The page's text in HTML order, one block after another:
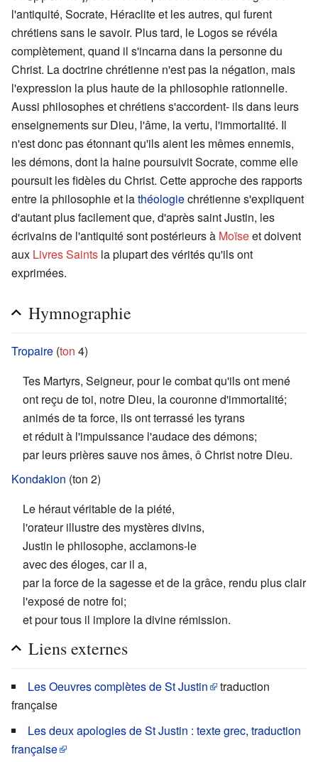
l'antiquité, Socrate, Héraclite et les autres, qui furent
chrétiens sans le savoir. Plus tard, le Logos se révéla
complètement, quand il s'incarna dans la personne du
Christ. La doctrine chrétienne n'est pas la négation, mais
l'expression la plus haute de la philosophie rationnelle.
Aussi philosophes et chrétiens s'accordent- ils dans leurs
enseignements sur Dieu, l'âme, la vertu, l'immortalité. Il
n'est donc pas étonnant qu'ils aient les mêmes ennemis,
les démons, dont la haine poursuivit Socrate, comme elle
poursuit les fidèles du Christ. Cette approche des rapports
entre la philosophie et lathéologiechrétienne s'expliquent
d'autant plus facilement que, d'après saint Justin, les
écrivains de l'antiquité sont postérieurs à Moïseet doivent
aux Livres Saints la plupart des vérités qu'ils ont
exprimées.
Hymnographie
Tropaire (ton 4)
Tes Martyrs, Seigneur, pour le combat qu'ils ont mené
ont reçu de toi, notre Dieu, la couronne d'immortalité;
animés de ta force, ils ont terrassé les tyrans
et réduit à l'impuissance l'audace des démons;
par leurs prières sauve nos âmes, ô Christ notre Dieu.
Kondakion (ton 2)
Le héraut véritable de la piété,
l'orateur illustre des mystères divins,
Justin le philosophe, acclamons-le
avec des éloges, car il a,
par la force de la sagesse et de la grâce, rendu plus clair
l'exposé de notre foi;
et pour tous il implore la divine rémission.
Liens externes
Les Oeuvres complètes de St Justin
traduction
française
Les deux apologies de St Justin : texte grec, traduction
française